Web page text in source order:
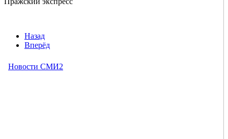
Назад
Вперёд